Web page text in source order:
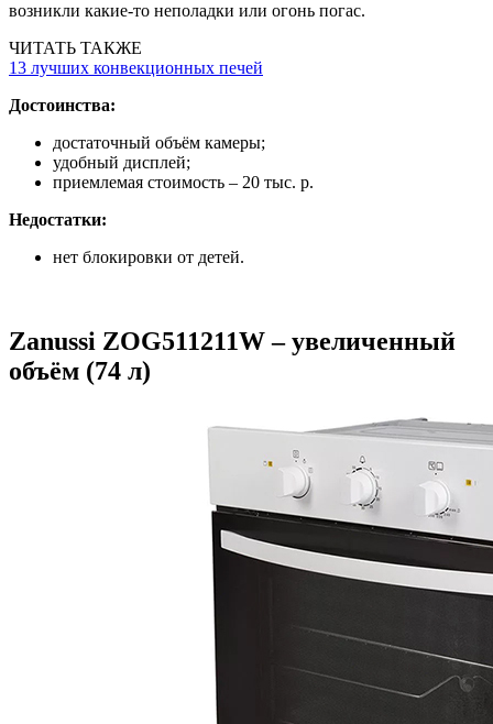
возникли какие-то неполадки или огонь погас.
ЧИТАТЬ ТАКЖЕ
13 лучших конвекционных печей
Достоинства:
достаточный объём камеры;
удобный дисплей;
приемлемая стоимость – 20 тыс. р.
Недостатки:
нет блокировки от детей.
Zanussi ZOG511211W – увеличенный
объём (74 л)